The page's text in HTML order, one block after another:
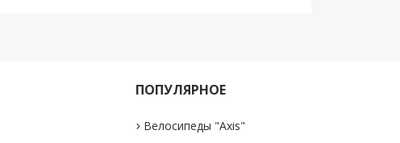
ПОПУЛЯРНОЕ
Велосипеды "Axis"